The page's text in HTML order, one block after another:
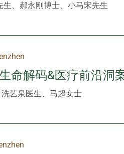
生、郝永刚博士、小马宋先生
命解码&医疗前沿洞
艺泉医生、马超女士